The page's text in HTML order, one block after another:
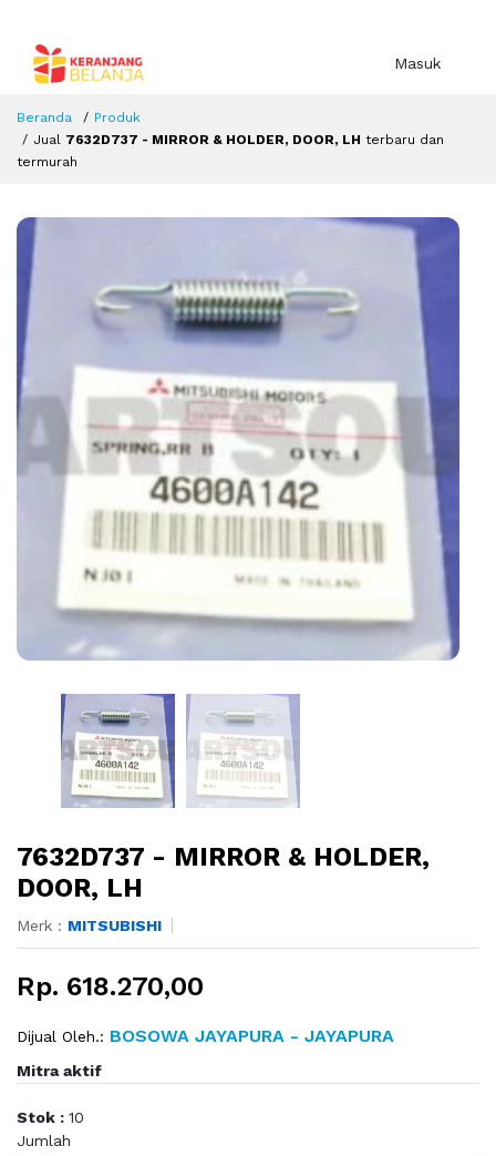
Masuk
Beranda
Produk
Jual 7632D737 - MIRROR & HOLDER, DOOR, LH terbaru dan
termurah
7632D737 - MIRROR & HOLDER,
DOOR, LH
Merk : MITSUBISHI
Rp. 618.270,00
Dijual Oleh.: BOSOWA JAYAPURA - JAYAPURA
Mitra aktif
Stok : 10
Jumlah